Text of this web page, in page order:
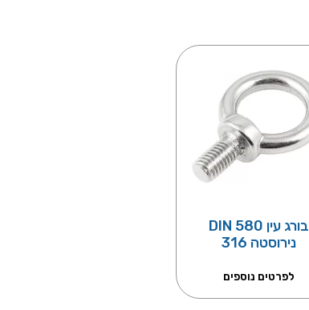
בורג עין DIN 580
נירוסטה 316
לפרטים נוספים